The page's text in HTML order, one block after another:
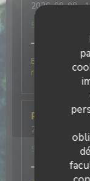
2026-08-08-
Service
5
Excellent tant
restauration.
Pierre
2026-08-08
-
/5
5